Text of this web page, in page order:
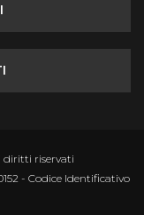
diritti riservati
- Codice Identificativo